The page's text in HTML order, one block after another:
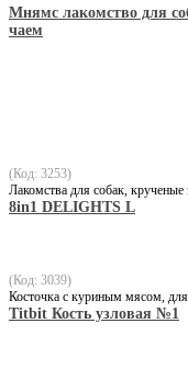
Мнямс лакомство для
чаем
(Код: 3253)
Лакомства для собак,
8in1 DELIGHTS L
(Код: 3039)
Косточка с куриным мясом,
Titbit Кость узловая №1